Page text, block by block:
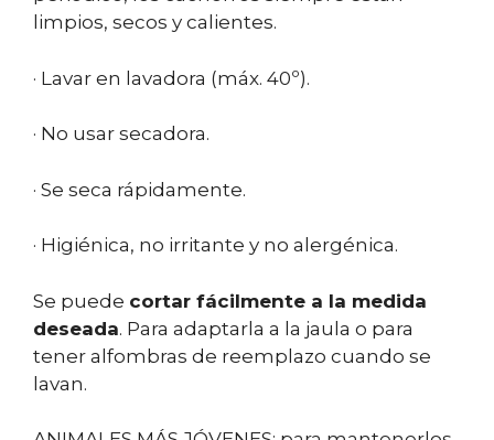
limpios, secos y calientes.
· Lavar en lavadora (máx. 40º).
· No usar secadora.
· Se seca rápidamente.
· Higiénica, no irritante y no alergénica.
Se puede cortar fácilmente a la medida
deseada. Para adaptarla a la jaula o para
tener alfombras de reemplazo cuando se
lavan.